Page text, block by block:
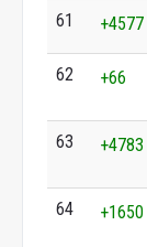
61 +4577
62 +66
63 +4783
64 +1650